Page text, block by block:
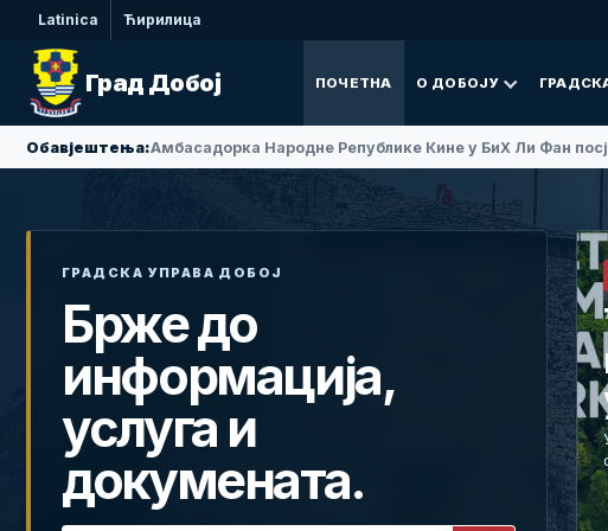
Latinica Ћирилица
Град Добој ПОЧЕТНА О ДОБОЈУ
Обавјештења:Амбасадорка Народне Републике Кине у БиХ Ли Фан
ГРАДСКА УПРАВА ДОБОЈ
Брже до
информација,
услуга и
докумената.